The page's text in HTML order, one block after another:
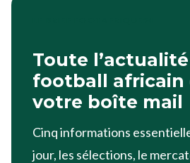
Toute
football africain
votre boîte mail
Cinq informations
jour, les sélections, le